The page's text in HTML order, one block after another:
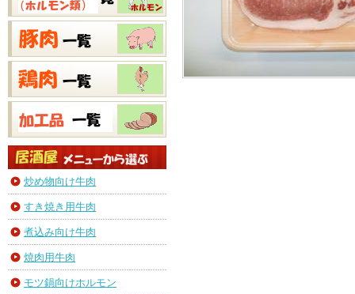
炒め物向け牛肉
すき焼き用牛肉
煮込み向け牛肉
焼肉用牛肉
モツ鍋向けホルモン